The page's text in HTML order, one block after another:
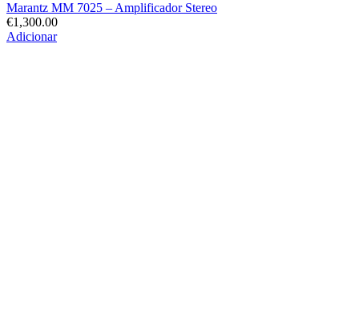
Marantz MM 7025 – Amplificador Stereo
€1,300.00
Adicionar